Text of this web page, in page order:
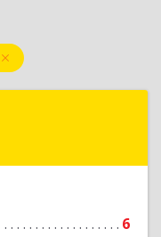
6
Подробнее